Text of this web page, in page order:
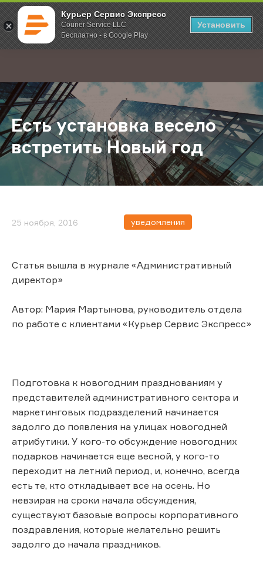
Курьер Сервис Экспресс
Courier Service LLC
Бесплатно - в Google Play
Установить
; Главная О компании Новости Есть установка весело
Есть установка весело
встретить Новый год
25 ноября, 2016 уведомления
Статья вышла в журнале «Административный
директор»
Автор: Мария Мартынова, руководитель отдела
по работе с клиентами «Курьер Сервис Экспресс»
Подготовка к новогодним празднованиям у
представителей административного сектора и
маркетинговых подразделений начинается
задолго до появления на улицах новогодней
атрибутики. У кого-то обсуждение новогодних
подарков начинается еще весной, у кого-то
переходит на летний период, и, конечно, всегда
есть те, кто откладывает все на осень. Но
невзирая на сроки начала обсуждения,
существуют базовые вопросы корпоративного
поздравления, которые желательно решить
задолго до начала праздников.